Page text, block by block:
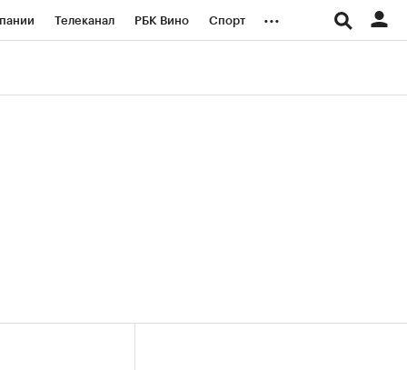
Телеканал РБК Вино Спорт ...